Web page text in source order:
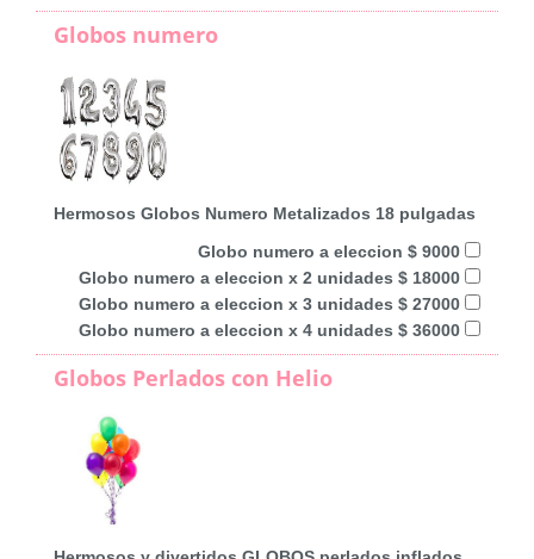
Globos numero
Hermosos Globos Numero Metalizados 18 pulgadas
Globo numero a eleccion $ 9000
Globo numero a eleccion x 2 unidades $ 18000
Globo numero a eleccion x 3 unidades $ 27000
Globo numero a eleccion x 4 unidades $ 36000
Globos Perlados con Helio